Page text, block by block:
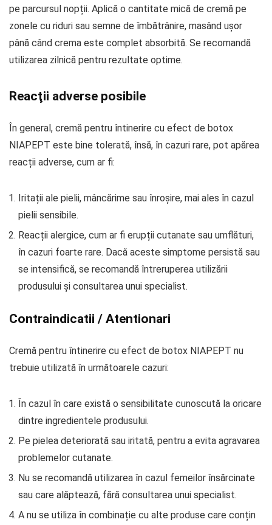
pe parcursul nopții. Aplică o cantitate mică de cremă pe
zonele cu riduri sau semne de îmbătrânire, masând ușor
până când crema este complet absorbită. Se recomandă
utilizarea zilnică pentru rezultate optime.
Reacţii adverse posibile
În general, cremă pentru întinerire cu efect de botox
NIAPEPT este bine tolerată, însă, în cazuri rare, pot apărea
reacții adverse, cum ar fi:
Iritații ale pielii, mâncărime sau înroșire, mai ales în cazul
pielii sensibile.
Reacții alergice, cum ar fi erupții cutanate sau umflături,
în cazuri foarte rare. Dacă aceste simptome persistă sau
se intensifică, se recomandă întreruperea utilizării
produsului și consultarea unui specialist.
Contraindicatii / Atentionari
Cremă pentru întinerire cu efect de botox NIAPEPT nu
trebuie utilizată în următoarele cazuri:
În cazul în care există o sensibilitate cunoscută la oricare
dintre ingredientele produsului.
Pe pielea deteriorată sau iritată, pentru a evita agravarea
problemelor cutanate.
Nu se recomandă utilizarea în cazul femeilor însărcinate
sau care alăptează, fără consultarea unui specialist.
A nu se utiliza în combinație cu alte produse care conțin